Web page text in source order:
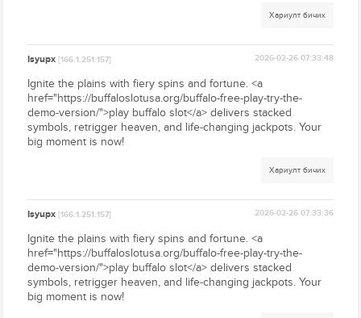
Хариулт бичих
Isyupx[166.1.251.157] 2026-02-26 07:33:48
Ignite the plains with fiery spins and fortune. <a
href="https://buffaloslotusa.org/buffalo-free-play-try-the-
demo-version/">play buffalo slot</a> delivers stacked
symbols, retrigger heaven, and life-changing jackpots. Your
big moment is now!
Хариулт бичих
Isyupx[166.1.251.157] 2026-02-26 07:33:36
Ignite the plains with fiery spins and fortune. <a
href="https://buffaloslotusa.org/buffalo-free-play-try-the-
demo-version/">play buffalo slot</a> delivers stacked
symbols, retrigger heaven, and life-changing jackpots. Your
big moment is now!